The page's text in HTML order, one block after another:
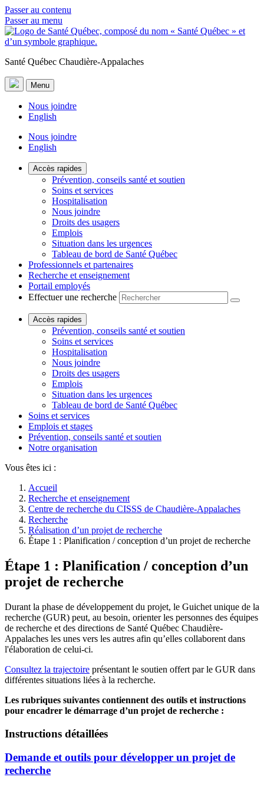
Passer au contenu
Passer au menu
Santé Québec Chaudière-Appalaches
Menu
Nous joindre
English
Nous joindre
English
Accès rapides
Prévention, conseils santé et soutien
Soins et services
Hospitalisation
Nous joindre
Droits des usagers
Emplois
Situation dans les urgences
Tableau de bord de Santé Québec
Professionnels et partenaires
Recherche et enseignement
Portail employés
Effectuer une recherche
Accès rapides
Prévention, conseils santé et soutien
Soins et services
Hospitalisation
Nous joindre
Droits des usagers
Emplois
Situation dans les urgences
Tableau de bord de Santé Québec
Soins et services
Emplois et stages
Prévention, conseils santé et soutien
Notre organisation
Vous êtes ici :
Accueil
Recherche et enseignement
Centre de recherche du CISSS de Chaudière-Appalaches
Recherche
Réalisation d’un projet de recherche
Étape 1 : Planification / conception d’un projet de recherche
Étape 1 : Planification / conception d’un
projet de recherche
Durant la phase de développement du projet, le Guichet unique de la
recherche (GUR) peut, au besoin, orienter les personnes des équipes
de recherche et des directions de Santé Québec Chaudière-
Appalaches les unes vers les autres afin qu’elles collaborent dans
l'élaboration de celui-ci.
Consultez la trajectoire présentant le soutien offert par le GUR dans
différentes situations liées à la recherche.
Les rubriques suivantes contiennent des outils et instructions
pour encadrer le démarrage d’un projet de recherche :
Instructions détaillées
Demande et outils pour développer un projet de
recherche